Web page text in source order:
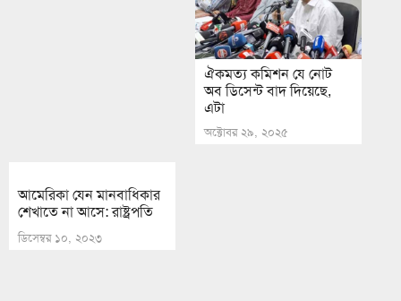
ঐকমত্য কমিশন যে নোট
অব ডিসেন্ট বাদ দিয়েছে,
এটা
অক্টোবর ২৯, ২০২৫
আমেরিকা যেন মানবাধিকার
শেখাতে না আসে: রাষ্ট্রপতি
ডিসেম্বর ১০, ২০২৩